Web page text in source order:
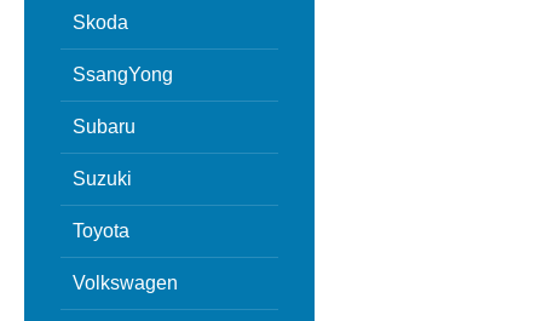
Skoda
SsangYong
Subaru
Suzuki
Toyota
Volkswagen